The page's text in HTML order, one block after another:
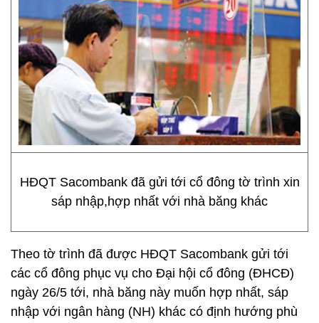
HĐQT Sacombank đã gửi tới cổ đông tờ trình xin
sáp nhập,hợp nhất với nhà băng khác
Theo tờ trình đã được HĐQT Sacombank gửi tới
các cổ đông phục vụ cho Đại hội cổ đông (ĐHCĐ)
ngày 26/5 tới, nhà băng này muốn hợp nhất, sáp
nhập với ngân hàng (NH) khác có định hướng phù